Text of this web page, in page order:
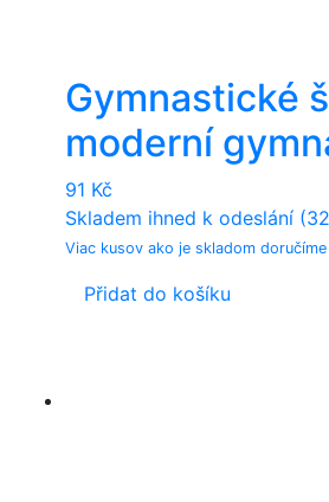
Gymnastické
moderní
91 Kč
Skladem ihned k odeslání
Viac kusov ako je skladom
Přidat do košíku